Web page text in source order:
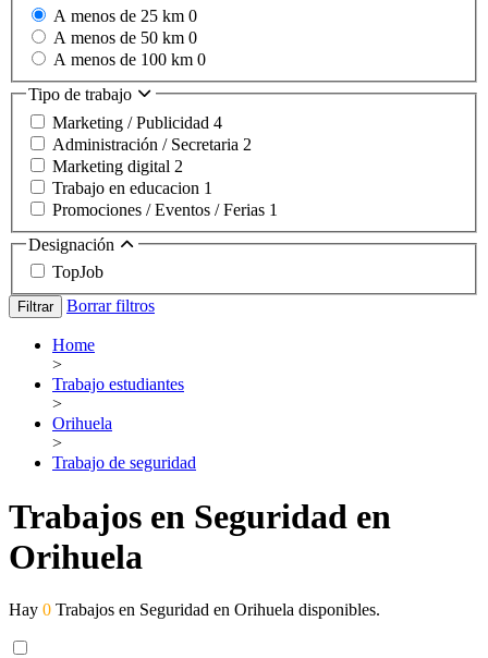
A menos de 25 km 0
A menos de 50 km 0
A menos de 100 km 0
Tipo de trabajo
Marketing / Publicidad 4
Administración / Secretaria 2
Marketing digital 2
Trabajo en educacion 1
Promociones / Eventos / Ferias 1
Designación
TopJob
Filtrar Borrar filtros
Home
>
Trabajo estudiantes
>
Orihuela
>
Trabajo de seguridad
Trabajos en Seguridad en
Orihuela
Hay 0 Trabajos en Seguridad en Orihuela disponibles.